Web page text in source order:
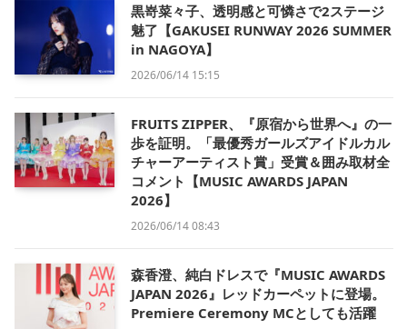
黒嵜菜々子、透明感と可憐さで2ステージ
魅了【GAKUSEI RUNWAY 2026 SUMMER
in NAGOYA】
2026/06/14 15:15
FRUITS ZIPPER、『原宿から世界へ』の一
歩を証明。「最優秀ガールズアイドルカル
チャーアーティスト賞」受賞＆囲み取材全
コメント【MUSIC AWARDS JAPAN
2026】
2026/06/14 08:43
森香澄、純白ドレスで『MUSIC AWARDS
JAPAN 2026』レッドカーペットに登場。
Premiere Ceremony MCとしても活躍